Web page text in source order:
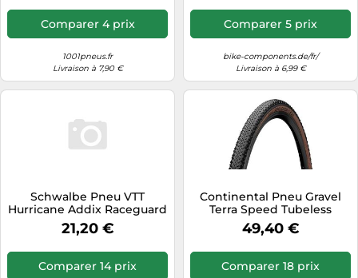
Comparer 4 prix
1001pneus.fr
Livraison à 7,90 €
Comparer 5 prix
bike-components.de/fr/
Livraison à 6,99 €
Schwalbe Pneu VTT
Hurricane Addix Raceguard
26" x 2.10 Rigide Noir
21,20 €
Comparer 14 prix
Continental Pneu Gravel
Terra Speed Tubeless
Ready 700x45 Protection
Noir/Doré
49,40 €
Comparer 18 prix